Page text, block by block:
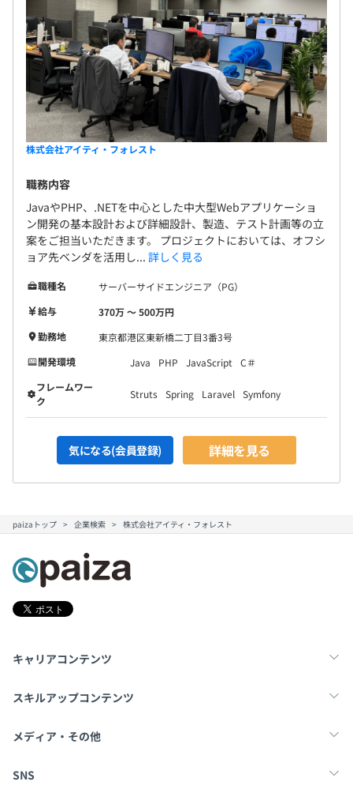
株式会社アイティ・フォレスト
職務内容
JavaやPHP、.NETを中心とした中大型Webアプリケーショ
ン開発の基本設計および詳細設計、製造、テスト計画等の立
案をご担当いただきます。 プロジェクトにおいては、オフシ
ョア先ベンダを活用し... 詳しく見る
職種名
サーバーサイドエンジニア（PG）
給与
370万 〜 500万円
勤務地
東京都港区東新橋二丁目3番3号
開発環境
Java PHP JavaScript
C＃
フレームワー
ク
Struts Spring Laravel Symfony
気になる(会員登録) 詳細を見る
paizaトップ 企業検索 株式会社アイティ・フォレスト
キャリアコンテンツ
転職・キャリア
スキルアップコンテンツ
学習
メディア・その他
Tech Team Journal
SNS